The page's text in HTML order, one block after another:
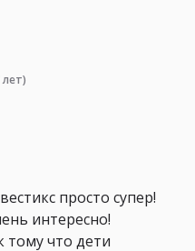
просто супер!
интересно!
тому что дети